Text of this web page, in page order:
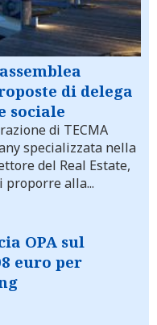
di delega
sociale
di TECMA
specializzata nella
del Real Estate,
proporre alla...
OPA sul
euro per